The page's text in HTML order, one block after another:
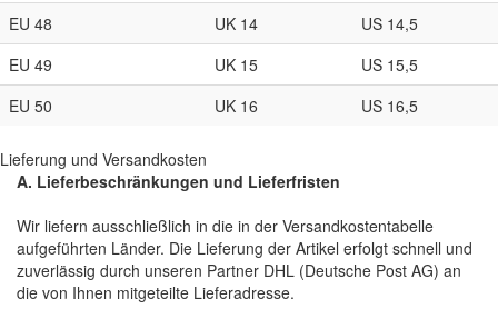
EU 48
UK 14
US 14,5
EU 49
UK 15
US 15,5
EU 50
UK 16 US 16,5
Lieferung und Versandkosten
A. Lieferbeschränkungen und Lieferfristen
Wir liefern ausschließlich in die in der Versandkostentabelle
aufgeführten Länder. Die Lieferung der Artikel erfolgt schnell und
zuverlässig durch unseren Partner DHL (Deutsche Post AG) an
die von Ihnen mitgeteilte Lieferadresse.